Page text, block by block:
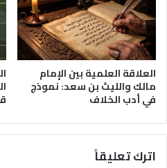
العلاقة العلمية بين الإمام
مالك والليث بن سعد: نموذج
في أدب الخلاف
اترك تعليقاً